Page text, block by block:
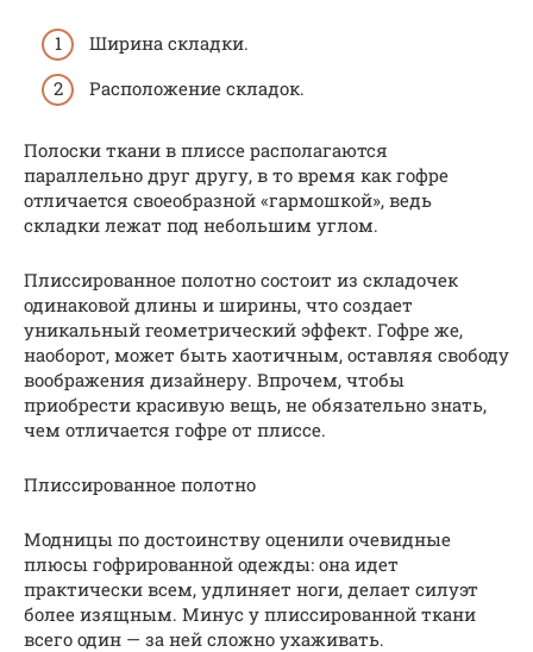
Ширина складки.
Расположение складок.
Полоски ткани в плиссе располагаются
параллельно друг другу, в то время как гофре
отличается своеобразной «гармошкой», ведь
складки лежат под небольшим углом.
Плиссированное полотно состоит из складочек
одинаковой длины и ширины, что создает
уникальный геометрический эффект. Гофре же,
наоборот, может быть хаотичным, оставляя свободу
воображения дизайнеру. Впрочем, чтобы
приобрести красивую вещь, не обязательно знать,
чем отличается гофре от плиссе.
Плиссированное полотно
Модницы по достоинству оценили очевидные
плюсы гофрированной одежды: она идет
практически всем, удлиняет ноги, делает силуэт
более изящным. Минус у плиссированной ткани
всего один — за ней сложно ухаживать.